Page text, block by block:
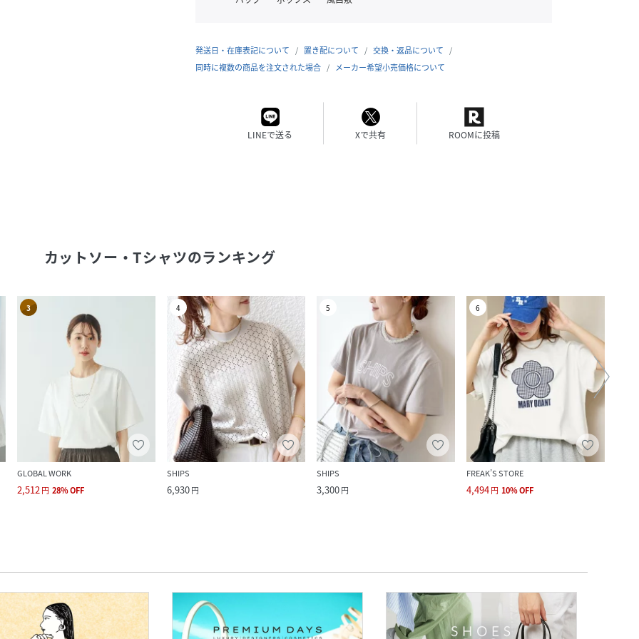
発送日・在庫表記について 置き配について
交換・返品について
同時に複数の商品を注文された場合
メーカー希望小売価格について
LINEで送る Xで共有 ROOMに投稿
カットソー・Tシャツのランキング
3
GLOBAL WORK
2,512円 28%OFF
4
SHIPS
6,930円
5
SHIPS
3,300円
6
FREAK’S STORE
4,494円 10%OFF